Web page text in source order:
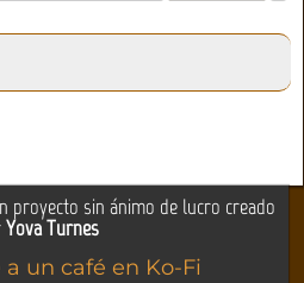
proyecto sin ánimo de lucro creado
Yova Turnes
un café en Ko-Fi